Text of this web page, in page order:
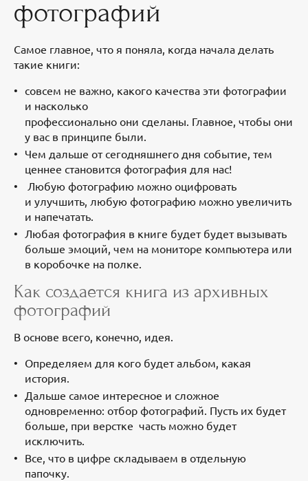
фотографий
Самое главное, что я поняла, когда начала делать
такие книги:
совсем не важно, какого качества эти фотографии
и насколько
профессионально они сделаны. Главное, чтобы они
у вас в принципе были.
Чем дальше от сегодняшнего дня событие, тем
ценнее становится фотография для нас!
Любую фотографию можно оцифровать
и улучшить, любую фотографию можно увеличить
и напечатать.
Любая фотография в книге будет будет вызывать
больше эмоций, чем на мониторе компьютера или
в коробочке на полке.
Как создается книга из архивных
фотографий
В основе всего, конечно, идея.
Определяем для кого будет альбом, какая
история.
Дальше самое интересное и сложное
одновременно: отбор фотографий. Пусть их будет
больше, при верстке часть можно будет
исключить.
Все, что в цифре складываем в отдельную
папочку.